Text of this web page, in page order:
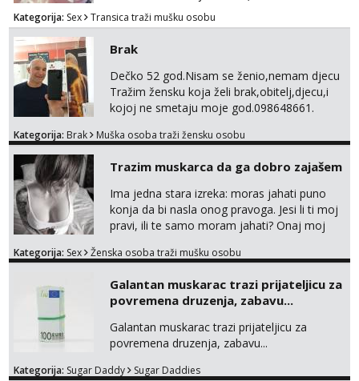
dopisivanjem ili hot razgovorom) te Cam
2cam ⚫Fetiš stvari za sladokusce šaljem (
gaćice,najlonke i ostalo...) ⚫ Snimam videa
po narudžbi, samo za tvoj užitak
⚫Ispunjavam razne fetiše-BDSM
Bondage,Discipline,Sadism,Masochism,igra
senzacije kao i foot,piss,shit,fart,sp...
Kategorija: Sex Transica traži mušku osobu
Brak
Dečko 52 god.Nisam se ženio,nemam djecu
Tražim žensku koja želi brak,obitelj,djecu,i
kojoj ne smetaju moje god.098648661.
Kategorija: Brak Muška osoba traži žensku osobu
Trazim muskarca da ga dobro zajašem
Ima jedna stara izreka: moras jahati puno
konja da bi nasla onog pravoga. Jesi li ti moj
pravi, ili te samo moram jahati? Onaj moj
na sexdater link i javi mi se tamo....
Kategorija: Sex Ženska osoba traži mušku osobu
Galantan muskarac trazi prijateljicu za
povremena druzenja, zabavu...
Galantan muskarac trazi prijateljicu za
povremena druzenja, zabavu...
Kategorija: Sugar Daddy Sugar Daddies